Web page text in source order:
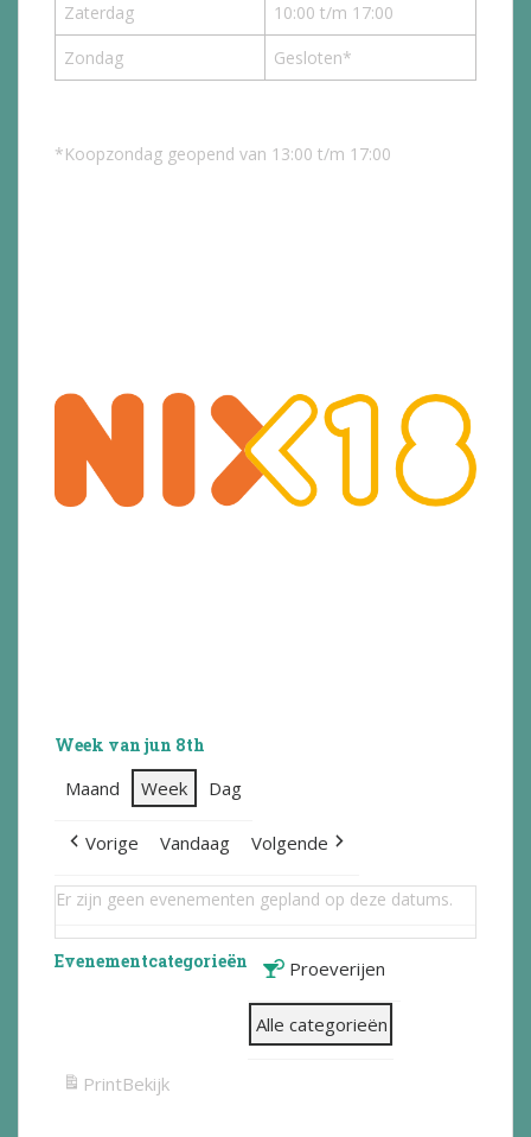
Zaterdag
10:00 t/m 17:00
Zondag
Gesloten*
*Koopzondag geopend van 13:00 t/m 17:00
Week van jun 8th
Maand Week Dag
Vorige Vandaag Volgende
Er zijn geen evenementen gepland op deze datums.
Evenementcategorieën Proeverijen
Alle categorieën
PrintBekijk